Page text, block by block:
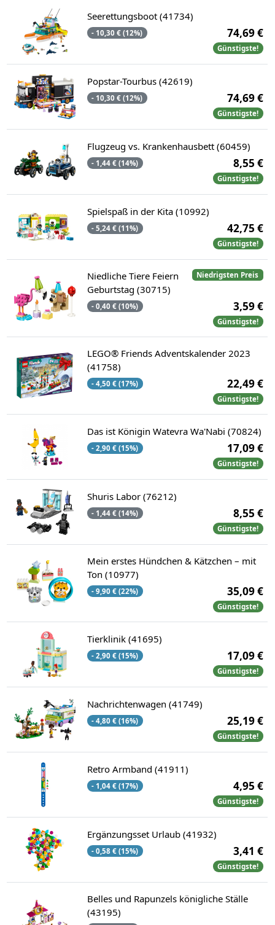
Seerettungsboot (41734)
- 10,30 € (12%) 74,69 €
Günstigste!
Popstar-Tourbus (42619)
- 10,30 € (12%) 74,69 €
Günstigste!
Flugzeug vs. Krankenhausbett (60459)
- 1,44 € (14%) 8,55 €
Günstigste!
Spielspaß in der Kita (10992)
- 5,24 € (11%) 42,75 €
Günstigste!
Niedrigsten Preis
Niedliche Tiere Feiern
Geburtstag (30715)
- 0,40 € (10%) 3,59 €
Günstigste!
LEGO® Friends Adventskalender 2023
(41758)
- 4,50 € (17%) 22,49 €
Günstigste!
Das ist Königin Watevra Wa'Nabi (70824)
- 2,90 € (15%) 17,09 €
Günstigste!
Shuris Labor (76212)
- 1,44 € (14%) 8,55 €
Günstigste!
Mein erstes Hündchen & Kätzchen – mit
Ton (10977)
- 9,90 € (22%) 35,09 €
Günstigste!
Tierklinik (41695)
- 2,90 € (15%) 17,09 €
Günstigste!
Nachrichtenwagen (41749)
- 4,80 € (16%) 25,19 €
Günstigste!
Retro Armband (41911)
- 1,04 € (17%) 4,95 €
Günstigste!
Ergänzungsset Urlaub (41932)
- 0,58 € (15%) 3,41 €
Günstigste!
Belles und Rapunzels königliche Ställe
(43195)